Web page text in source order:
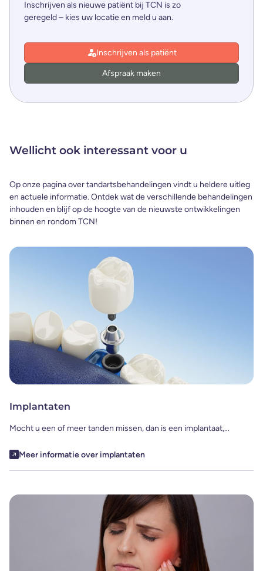
Inschrijven als nieuwe patiënt bij TCN is zo
geregeld – kies uw locatie en meld u aan.
Inschrijven als patiënt
Afspraak maken
Wellicht ook interessant voor u
Op onze pagina over tandartsbehandelingen vindt u heldere uitleg
en actuele informatie. Ontdek wat de verschillende behandelingen
inhouden en blijf op de hoogte van de nieuwste ontwikkelingen
binnen en rondom TCN!
Implantaten
Mocht u een of meer tanden missen, dan is een implantaat,…
Meer informatie over implantaten